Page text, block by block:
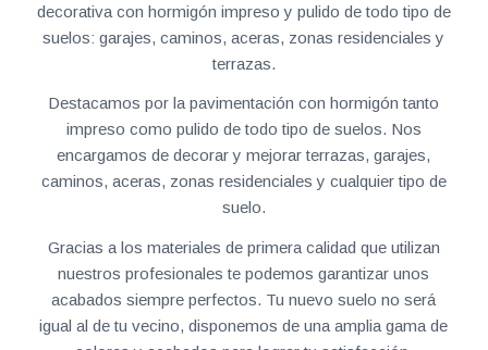
decorativa con hormigón impreso y pulido de todo tipo de
suelos: garajes, caminos, aceras, zonas residenciales y
terrazas.
Destacamos por la pavimentación con hormigón tanto
impreso como pulido de todo tipo de suelos. Nos
encargamos de decorar y mejorar terrazas, garajes,
caminos, aceras, zonas residenciales y cualquier tipo de
suelo.
Gracias a los materiales de primera calidad que utilizan
nuestros profesionales te podemos garantizar unos
acabados siempre perfectos. Tu nuevo suelo no será
igual al de tu vecino, disponemos de una amplia gama de